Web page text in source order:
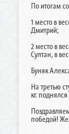
По итогам
1 место в
Дмитрий;
2 место в
Султан, в
Буняк
На третью
кг.
победой!